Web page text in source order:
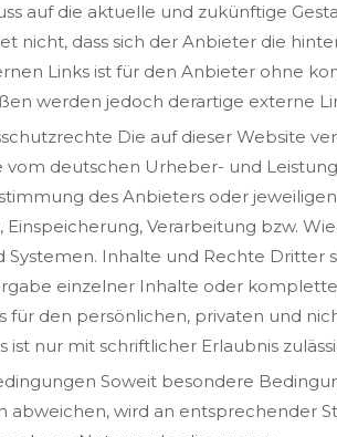
auf die aktuelle und zukünftige
nicht, dass sich der Anbieter die
Links ist für den Anbieter ohne
werden jedoch derartige externe
Die auf dieser Website
vom deutschen Urheber- und
des Anbieters oder
Verarbeitung bzw.
Inhalte und Rechte Dritter
einzelner Inhalte oder
für den persönlichen, privaten und
nur mit schriftlicher Erlaubnis
Soweit besondere
abweichen, wird an entsprechender